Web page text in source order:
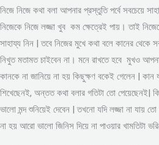
নিজে নিজে কথা বলা আপনার প্রস্তুতি পর্বে সবচেয়ে
নিজেকে নিজে লজ্জা খুব কম ক্ষেত্রেই পায়। তাই
সাহায্য নিন | তবে নিজের মুখে কথা বলে কানের
নিখুত মতামত চাইবেন না। মনে রাখতে হবে মুখও
কানকে না জানিয়ে না হয় কিছুক্ষণ বকেই গেলেন |
শিখেছেনই, অন্তত কথা বলার গতিটা তো পেয়েছেনই|
ভালো মন্দ শুনিয়েই দেবেন | তখনো যদি লজ্জা না যায়
না হয় আরো ভালো জিনিস দিয়ে না পাওয়ার খামতিটা